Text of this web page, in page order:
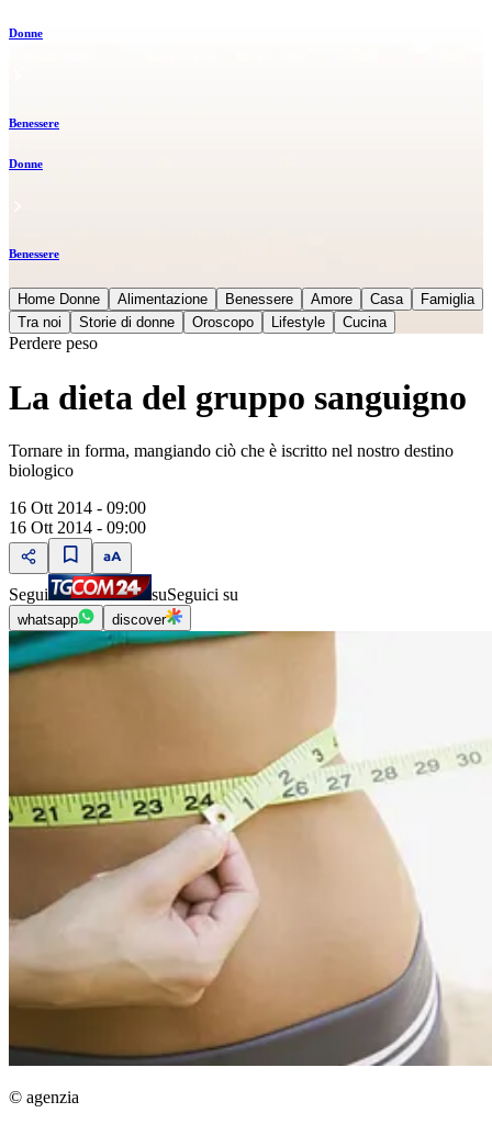
Donne
Benessere
Donne
Benessere
Home Donne Alimentazione Benessere Amore Casa
Famiglia
Tra noi
Storie di donne Oroscopo Lifestyle Cucina
Perdere peso
La dieta del gruppo sanguigno
Tornare in forma, mangiando ciò che è iscritto nel nostro destino
biologico
16 Ott 2014 - 09:00
16 Ott 2014 - 09:00
Segui suSeguici su
whatsapp discover
© agenzia